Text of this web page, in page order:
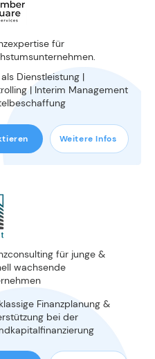
für
als Dienstleistung |
| Interim Management
Weitere Infos
für junge &
wachsende
Finanzplanung &
bei der